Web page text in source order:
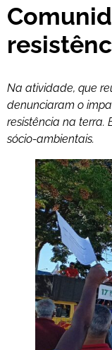
Na atividade, que
denunciaram o
resistência na terra.
sócio-ambientais.